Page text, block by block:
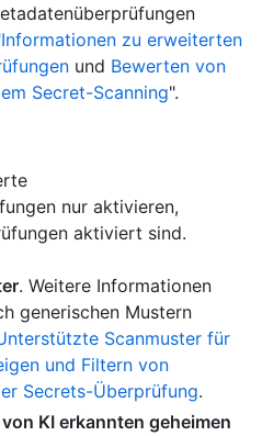
zu erweiterten
und Bewerten von
Secret-Scanning".
nur aktivieren,
aktiviert sind.
. Weitere Informationen
generischen Mustern
Scanmuster für
und Filtern von
Secrets-Überprüfung.
KI erkannten geheimen